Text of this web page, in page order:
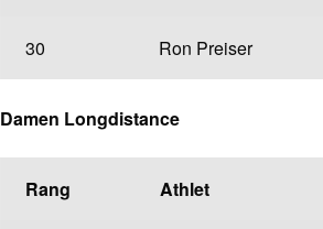
30 Ron Preiser
Damen Longdistance
Rang Athlet